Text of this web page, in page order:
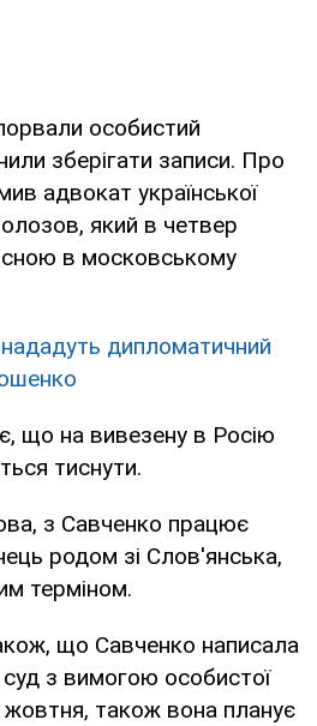
особистий
зберігати записи. Про
адвокат української
який в четвер
в московському
дипломатичний
що на вивезену в Росію
тиснути.
з Савченко працює
родом зі Слов'янська,
терміном.
що Савченко написала
з вимогою особистої
жовтня, також вона планує